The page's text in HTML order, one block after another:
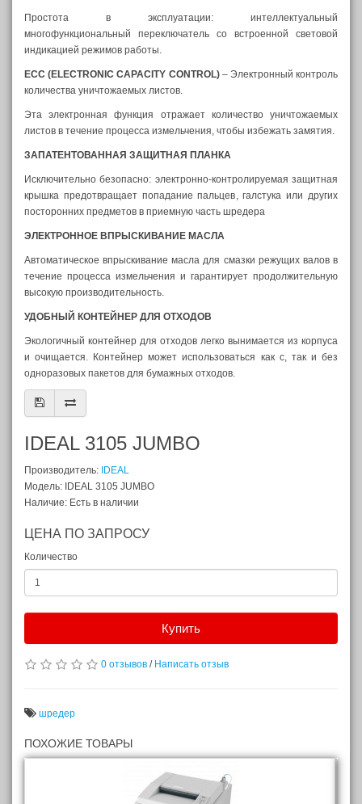
Простота в эксплуатации: интеллектуальный
многофункциональный переключатель со встроенной световой
индикацией режимов работы.
ECC (ELECTRONIC CAPACITY CONTROL) – Электронный контроль
количества уничтожаемых листов.
Эта электронная функция отражает количество уничтожаемых
листов в течение процесса измельчения, чтобы избежать замятия.
ЗАПАТЕНТОВАННАЯ ЗАЩИТНАЯ ПЛАНКА
Исключительно безопасно: электронно-контролируемая защитная
крышка предотвращает попадание пальцев, галстука или других
посторонних предметов в приемную часть шредера
ЭЛЕКТРОННОЕ ВПРЫСКИВАНИЕ МАСЛА
Автоматическое впрыскивание масла для смазки режущих валов в
течение процесса измельчения и гарантирует продолжительную
высокую производительность.
УДОБНЫЙ КОНТЕЙНЕР ДЛЯ ОТХОДОВ
Экологичный контейнер для отходов легко вынимается из корпуса
и очищается. Контейнер может использоваться как с, так и без
одноразовых пакетов для бумажных отходов.
IDEAL 3105 JUMBO
Производитель: IDEAL
Модель: IDEAL 3105 JUMBO
Наличие: Есть в наличии
ЦЕНА ПО ЗАПРОСУ
Количество
Купить
0 отзывов / Написать отзыв
шредер
ПОХОЖИЕ ТОВАРЫ